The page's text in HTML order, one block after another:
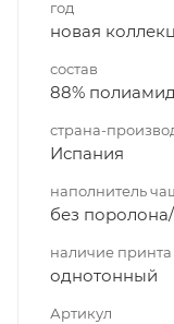
год
новая
состав
88% полиамид
страна-
Испания
наполнитель
без
наличие принта
однотонный
Артикул